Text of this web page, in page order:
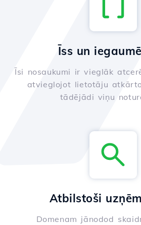
Īss un
Īsi nosaukumi ir vieglāk
atvieglojot lietotāju
tādējādi viņu
Atbilstoši
Domenam jānodod